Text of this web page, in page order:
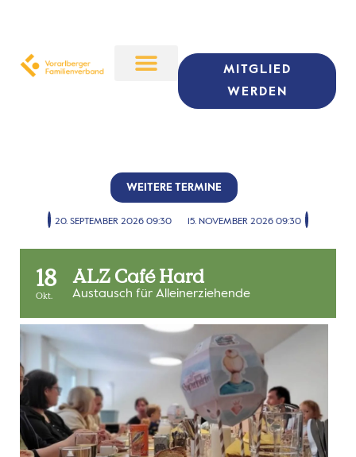
MITGLIED
WERDEN
WEITERE TERMINE
20. SEPTEMBER 2026 09:30 15. NOVEMBER 2026 09:30
18
Okt.
ALZ Café Hard
Austausch für Alleinerziehende